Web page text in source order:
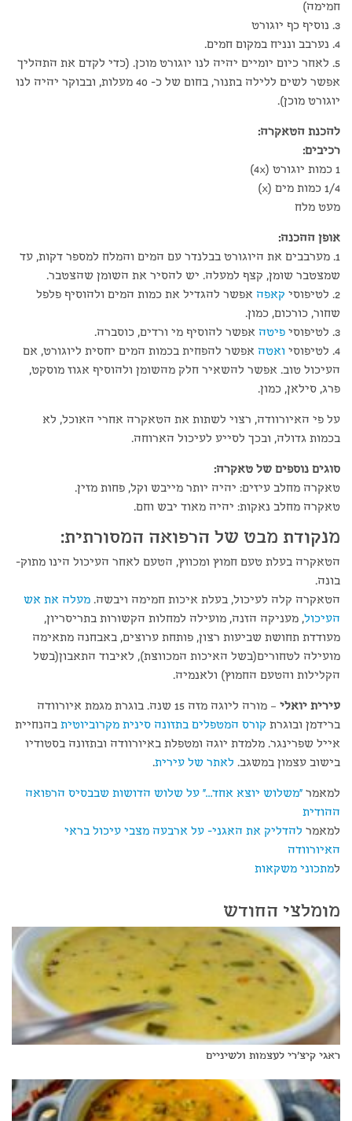
חמימה)
3. נוסיף כף יוגורט
4. נערבב ונניח במקום חמים.
5. לאחר כיום יומיים יהיה לנו יוגורט מוכן. (כדי לקדם את התהליך
אפשר לשים ללילה בתנור, בחום של כ- 40 מעלות, ובבוקר יהיה לנו
יוגורט מוכן).
להכנת הטאקרה:
רכיבים:
1 כמות יוגורט (4x)
1/4 כמות מים (x)
מעט מלח
אופן ההכנה:
1. מערבבים את היוגורט בבלנדר עם המים והמלח למספר דקות, עד
שמצטבר שומן, קצף למעלה. יש להסיר את השומן שהצטבר.
2. לטיפוסי
קאפה אפשר להגדיל את כמות המים ולהוסיף פלפל
שחור, כורכום, כמון.
3. לטיפוסי
פיטה אפשר להוסיף מי ורדים, כוסברה.
4. לטיפוסי
ואטה אפשר להפחית בכמות המים יחסית ליוגורט, אם
העיכול טוב. אפשר להשאיר חלק מהשומן ולהוסיף אגוז מוסקט,
פרג, סילאן, כמון.
על פי האיורוודה, רצוי לשתות את הטאקרה אחרי האוכל, לא
בכמות גדולה, ובכך לסייע לעיכול הארוחה.
סוגים נוספים של טאקרה:
טאקרה מחלב עיזים: יהיה יותר מייבש וקל, פחות מזין.
טאקרה מחלב נאקות: יהיה מאוד יבש וחם.
מנקודת מבט של הרפואה המסורתית:
הטאקרה בעלת טעם חמוץ ומכווץ, הטעם לאחר העיכול הינו מתוק-
בונה.
הטאקרה קלה לעיכול, בעלת איכות חמימה ויבשה. מעלה את אש
העיכול, מעניקה הזנה, מועילה למחלות הקשורות בתריסריון,
מעודדת תחושת שביעות רצון, פותחת ערוצים, באבחנה מתאימה
מועילה לטחורים(בשל האיכות המכווצת), לאיבוד התאבון(בשל
הקלילות והטעם החמוץ) ולאנמיה.
עירית יואלי
– מורה ליוגה מזה 15 שנה. בוגרת מגמת איורוודה
ברידמן ובוגרת קורס המטפלים בתזונה סינית מקרוביוטית בהנחיית
אייל שפרינגר. מלמדת יוגה ומטפלת באיורוודה ובתזונה בסטודיו
בישוב עצמון במשגב. לאתר של עירית.
למאמר "משלוש יוצא אחד…" על שלוש הדושות שבבסיס הרפואה
ההודית
למאמר להדליק את האגני- על ארבעה מצבי עיכול בראי
האיורוודה
למתכוני משקאות
מומלצי החודש
ראגי קיצ'רי לעצמות ולשיניים